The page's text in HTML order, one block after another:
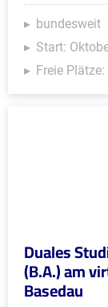
bundesweit
Start:
Freie Plätze:
Duales
(B.A.) am
Basedau